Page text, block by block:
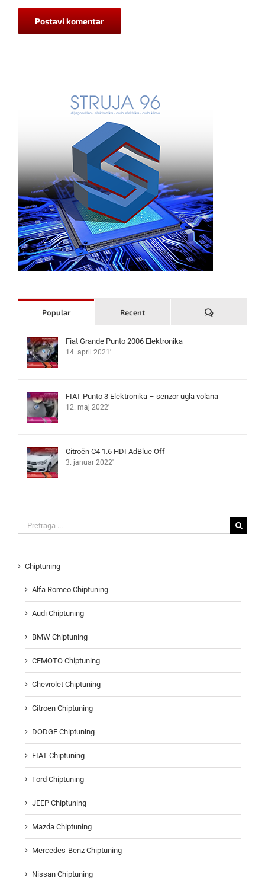
Popular Recent Komentari
Fiat Grande Punto 2006 Elektronika
14. april 2021'
FIAT Punto 3 Elektronika – senzor ugla volana
12. maj 2022'
Citroën C4 1.6 HDI AdBlue Off
3. januar 2022'
Search
for:
Chiptuning
Alfa Romeo Chiptuning
Audi Chiptuning
BMW Chiptuning
CFMOTO Chiptuning
Chevrolet Chiptuning
Citroen Chiptuning
DODGE Chiptuning
FIAT Chiptuning
Ford Chiptuning
JEEP Chiptuning
Mazda Chiptuning
Mercedes-Benz Chiptuning
Nissan Chiptuning